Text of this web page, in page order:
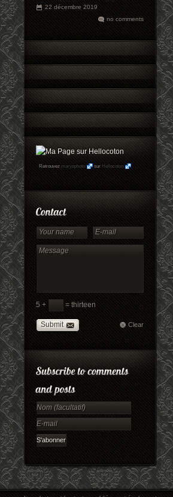
22 décembre 2019
no comments
Retrouvez maryophoto sur Hellocoton
5 + = thirteen
Submit Clear